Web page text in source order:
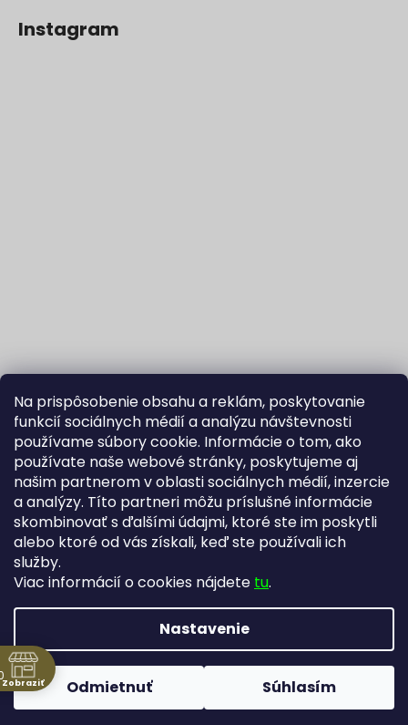
Na prispôsobenie obsahu a reklám, poskytovanie
funkcií sociálnych médií a analýzu návštevnosti
používame súbory cookie. Informácie o tom, ako
používate naše webové stránky, poskytujeme aj
našim partnerom v oblasti sociálnych médií, inzercie
a analýzy. Títo partneri môžu príslušné informácie
skombinovať s ďalšími údajmi, ktoré ste im poskytli
alebo ktoré od vás získali, keď ste používali ich
služby.
Viac informácií o cookies nájdete tu.
Nastavenie
Odmietnuť Súhlasím
Instagram
Sledovať na Instagrame
Fortuna Aurum na Heureka.sk
Copyright 2026Zlatníctvo Žatecký, s.r.o.. Všetky práva
vyhradené.
Upraviť nastavenie cookies
Zobraziť